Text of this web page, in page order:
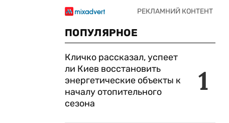
ПОПУЛЯРНОЕ
1
Кличко рассказал, успеет
ли Киев восстановить
энергетические объекты к
началу отопительного
сезона